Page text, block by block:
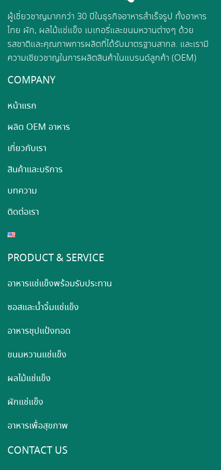
ผู้เชี่ยวชาญมากกว่า 30 ปีในธุรกิจอาหารสำเร็จรูป ทั้งอาหาร
ไทย ผัก, ผลไม้แช่แข็ง เบเกอรี่และขนมหวานต่างๆ ด้วย
รสชาติและคุณภาพการผลิตที่ได้รับมาตรฐานสากล. และเรามี
ความเชียวชาญในการผลิตสินค้าในแบรนด์ลูกค้า (OEM)
COMPANY
หน้าแรก
ผลิต OEM อาหาร
เกี่ยวกับเรา
สินค้าและบริการ
บทความ
ติดต่อเรา
PRODUCT & SERVICE
อาหารแช่แข็งพร้อมรับประทาน
ซอสและน้ำจิ้มแช่แข็ง
อาหารชุปแป้งทอด
ขนมหวานแช่แข็ง
ผลไม้แช่แข็ง
ผักแช่แข็ง
อาหารเพื่อสุขภาพ
CONTACT US